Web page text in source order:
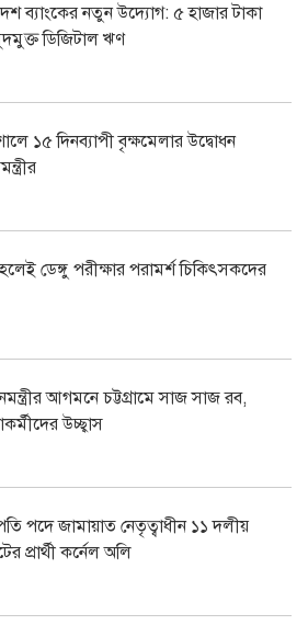
ব্যাংকের নতুন উদ্যোগ: ৫ হাজার টাকা
ডিজিটাল ঋণ
১৫ দিনব্যাপী বৃক্ষমেলার উদ্বোধন
ডেঙ্গু পরীক্ষার পরামর্শ চিকিৎসকদের
আগমনে চট্টগ্রামে সাজ সাজ রব,
উচ্ছ্বাস
পদে জামায়াত নেতৃত্বাধীন ১১ দলীয়
প্রার্থী কর্নেল অলি